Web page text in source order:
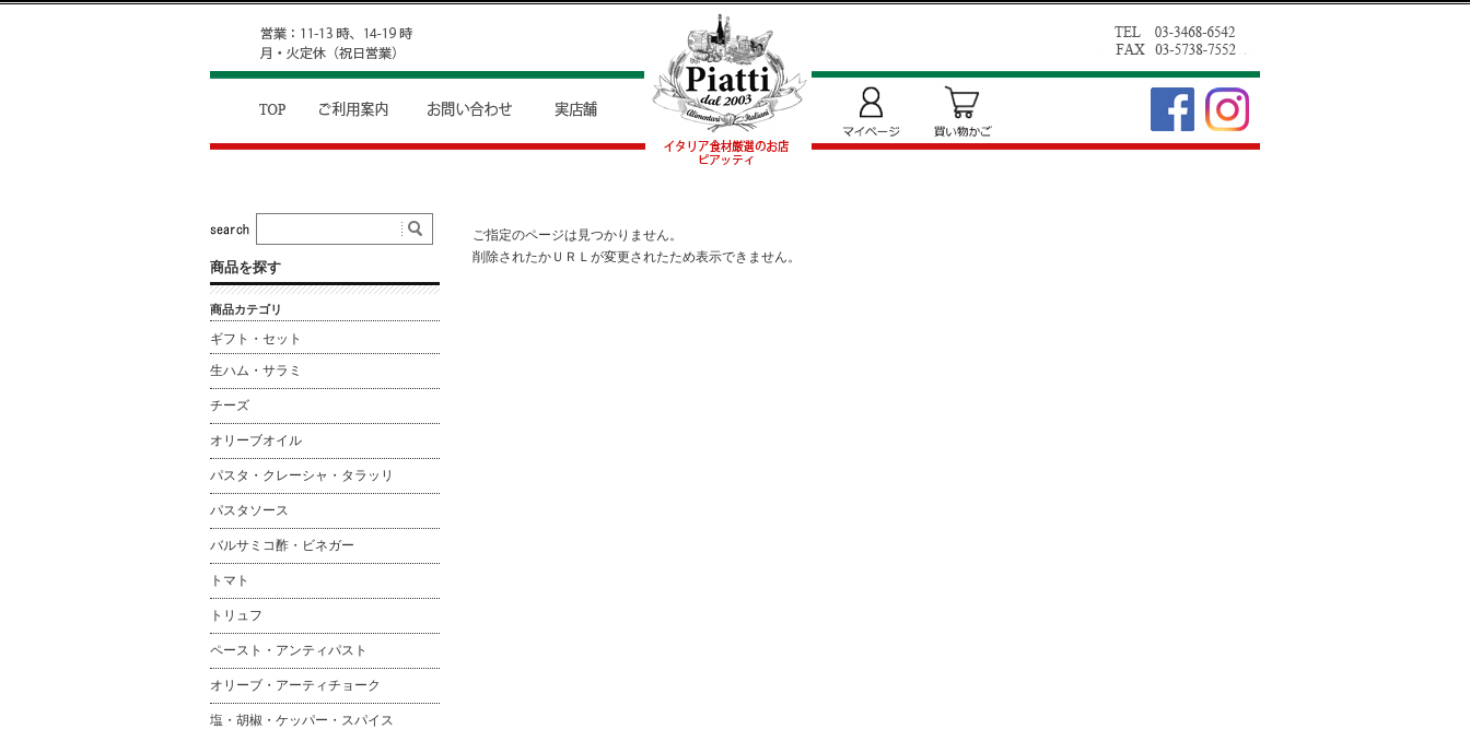
ご指定のページは見つかりません。
削除されたかＵＲＬが変更されたため表示できません。
商品を探す
商品カテゴリ
ギフト・セット
生ハム・サラミ
チーズ
オリーブオイル
パスタ・クレーシャ・タラッリ
パスタソース
バルサミコ酢・ビネガー
トマト
トリュフ
ペースト・アンティパスト
オリーブ・アーティチョーク
塩・胡椒・ケッパー・スパイス